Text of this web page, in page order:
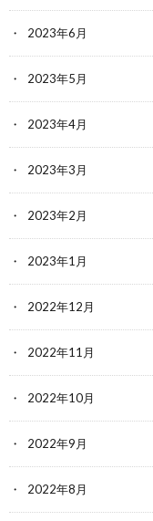
2023年6月
2023年5月
2023年4月
2023年3月
2023年2月
2023年1月
2022年12月
2022年11月
2022年10月
2022年9月
2022年8月